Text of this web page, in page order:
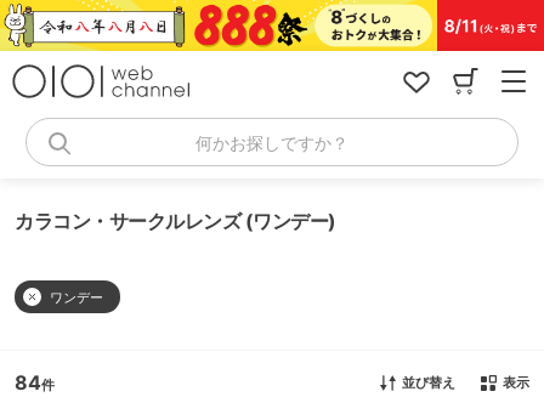
コ
ン
何かお探しですか？
カラコン・サークルレンズ (ワンデー)
ワンデー
84 並び替え 表示